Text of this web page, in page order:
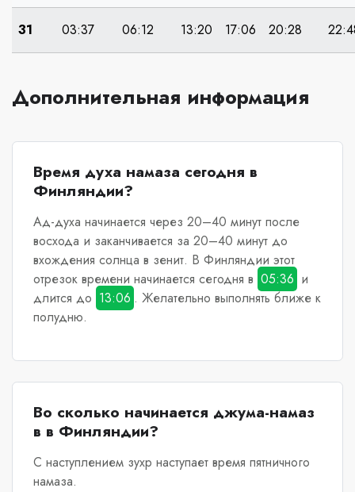
31 03:37 06:12 13:20 17:06 20:28
Дополнительная информация
Время духа намаза сегодня в
Финляндии?
Ад-духа начинается через 20–40 минут после
восхода и заканчивается за 20–40 минут до
вхождения солнца в зенит. В Финляндии этот
отрезок времени начинается сегодня в 05:36 и
длится до 13:06 . Желательно выполнять ближе к
полудню.
Во сколько начинается джума-намаз
в в Финляндии?
С наступлением зухр наступает время пятничного
намаза.